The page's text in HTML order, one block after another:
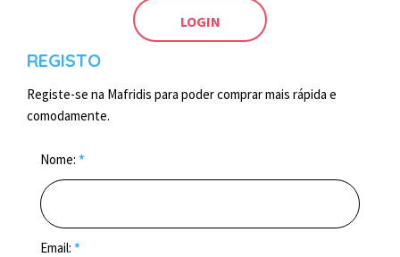
REGISTO
Registe-se na Mafridis para poder comprar mais rápida e
comodamente.
Nome: *
Email: *